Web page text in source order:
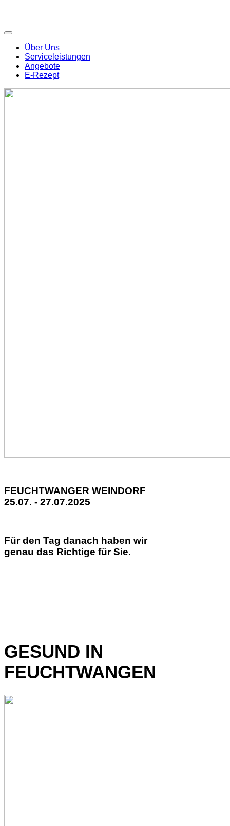
Über Uns
Serviceleistungen
Angebote
E-Rezept
FEUCHTWANGER WEINDORF
25.07. - 27.07.2025
Für den Tag danach haben wir
genau das Richtige für Sie.
GESUND IN
FEUCHTWANGEN